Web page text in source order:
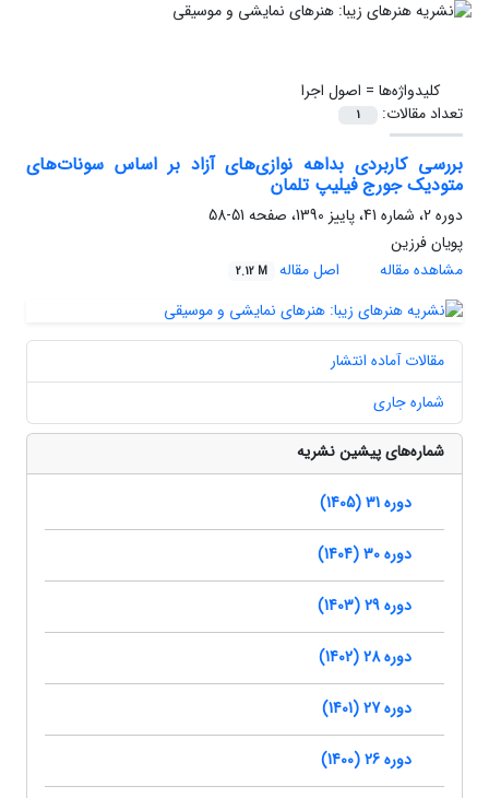
کلیدواژه‌ها = اصول اجرا
تعداد مقالات:
1
بررسی کاربردی بداهه نوازی‌های آزاد بر اساس سونات‌های
متودیک جورج فیلیپ تلمان
دوره 2، شماره 41، پاییز 1390، صفحه
51-58
پویان فرزین
مشاهده مقاله
اصل مقاله 2.12 M
مقالات آماده انتشار
شماره جاری
شماره‌های پیشین نشریه
دوره 31 (1405)
دوره 30 (1404)
دوره 29 (1403)
دوره 28 (1402)
دوره 27 (1401)
دوره 26 (1400)